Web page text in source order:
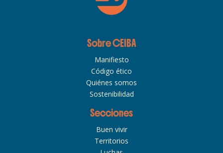
Sobre CEIBA
Manifiesto
Código ético
Quiénes somos
Sostenibilidad
Secciones
Buen vivir
Territorios